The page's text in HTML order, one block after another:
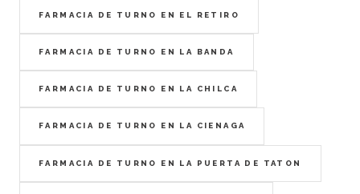
FARMACIA DE TURNO EN EL RETIRO
FARMACIA DE TURNO EN LA BANDA
FARMACIA DE TURNO EN LA CHILCA
FARMACIA DE TURNO EN LA CIENAGA
FARMACIA DE TURNO EN LA PUERTA DE TATON